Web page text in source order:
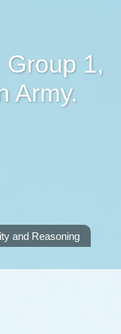
1,
Army.
and Reasoning